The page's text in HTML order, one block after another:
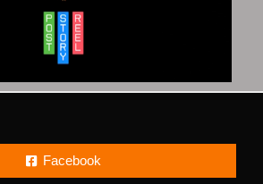
Facebook